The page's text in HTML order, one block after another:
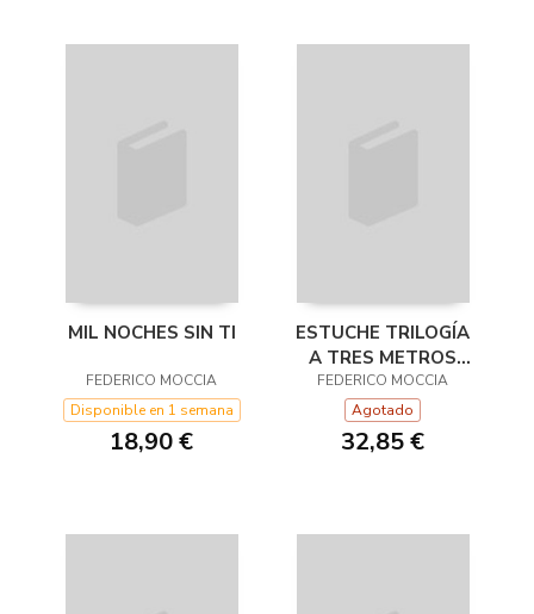
MIL NOCHES SIN TI
FEDERICO MOCCIA
Disponible en 1 semana
18,90 €
ESTUCHE TRILOGÍA
A TRES METROS
SOBRE EL CIELO
FEDERICO MOCCIA
Agotado
32,85 €